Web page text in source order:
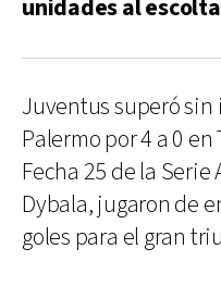
unidades al
Juventus superó
Palermo por 4 a 0
Fecha 25 de la Serie
Dybala, jugaron de
goles para el gran